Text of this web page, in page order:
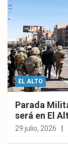
EL ALTO
Parada
será en El
29 julio, 2026